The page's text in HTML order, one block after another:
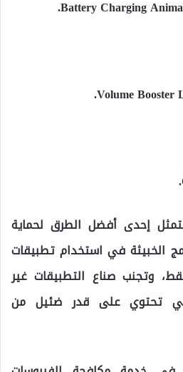
إحدى أفضل الطرق لحماية
الخبيثة في استخدام تطبيقات
وتجنب صناع التطبيقات غير
التي تحتوي على قدر ضئيل من